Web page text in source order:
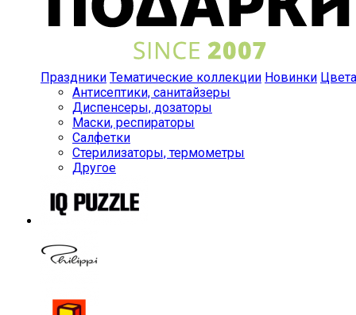
Праздники Тематические коллекции Новинки Цвета
Антисептики, санитайзеры
Диспенсеры, дозаторы
Маски, респираторы
Салфетки
Стерилизаторы, термометры
Другое